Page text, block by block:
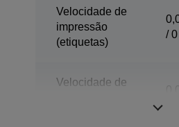
Velocidade de
impressão
(etiquetas)
/
Velocidade de